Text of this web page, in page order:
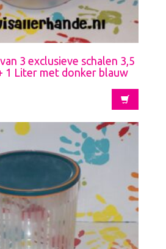
3 exclusieve schalen 3,5
1 Liter met donker blauw